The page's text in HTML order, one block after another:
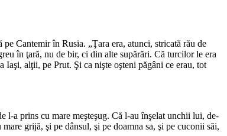
Cantemir în Rusia. „Ţara era, atunci, stricată rău de
în ţară, nu de bir, ci din alte supărări. Că turcilor le era
alţii, pe Prut. Şi ca nişte oşteni păgâni ce erau, tot
a prins cu mare meşteşug. Că l-au înşelat unchii lui, de-
grijă, şi pe dânsul, şi pe doamna sa, şi pe cuconii săi,